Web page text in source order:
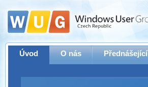
Úvod O nás Přednášející